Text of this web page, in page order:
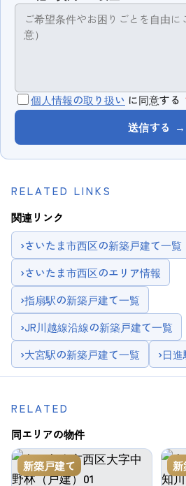
個人情報の取り扱い に同意する
送信する →
RELATED LINKS
関連リンク
›さいたま市西区の新築戸建て一覧
›さいたま市西区のエリア情報
›指扇駅の新築戸建て一覧
›JR川越線沿線の新築戸建て一覧
›大宮駅の新築戸建て一覧 ›日
RELATED
同エリアの物件
新築戸建て